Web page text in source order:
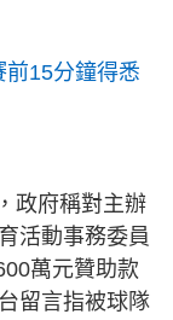
前15分鐘得悉
政府稱對主辦
活動事務委員
萬元贊助款
留言指被球隊